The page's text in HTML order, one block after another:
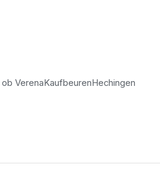
VerenaKaufbeurenHechingen